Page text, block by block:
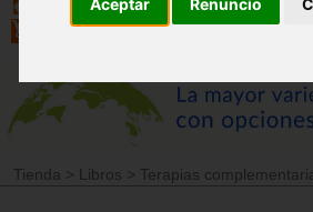
Aceptar Renuncio
Tienda > Libros > Terapias